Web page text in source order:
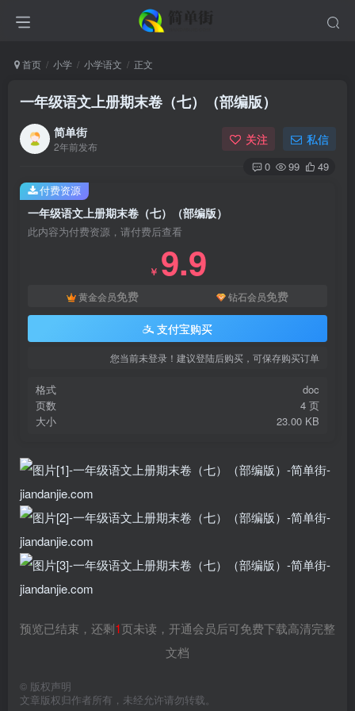
首页 小学 小学语文 正文
一年级语文上册期末卷（七）（部编版）
简单街
2年前发布 关注 私信
0 99 49
一年级语文上册期末卷（七）（部编版）
此内容为付费资源，请付费后查看
￥ 9.9
黄金会员免费 钻石会员免费
支付宝购买
您当前未登录！建议登陆后购买，可保存购买订单
格式
doc
页数
4 页
大小
23.00 KB
付费资源
预览已结束，还剩1页未读，开通会员后可免费下载高清完整
文档
© 版权声明
文章版权归作者所有，未经允许请勿转载。